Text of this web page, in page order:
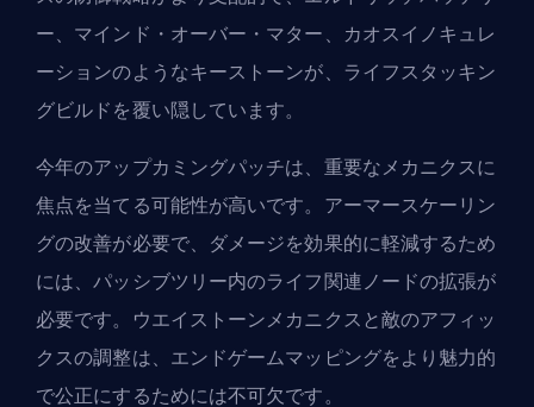
ー、マインド・オーバー・マター、カオスイノキュレ
ーションのようなキーストーンが、 ライフスタッキン
グビルドを覆い隠しています。
今年のアップカミングパッチは、重要なメカニクスに
焦点を当てる可能性が高いです。アーマースケーリン
グの改善が必要で、ダメージを効果的に軽減するため
には、パッシブツリー内のライフ関連ノードの拡張が
必要です。ウエイストーンメカニクスと敵のアフィッ
クスの調整は、エンドゲームマッピングをより魅力的
で公正にするためには不可欠です。